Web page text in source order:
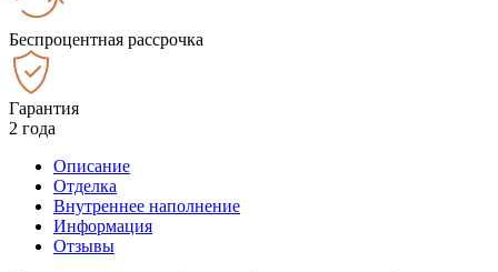
Беспроцентная рассрочка
Гарантия
2 года
Описание
Отделка
Внутреннее наполнение
Информация
Отзывы